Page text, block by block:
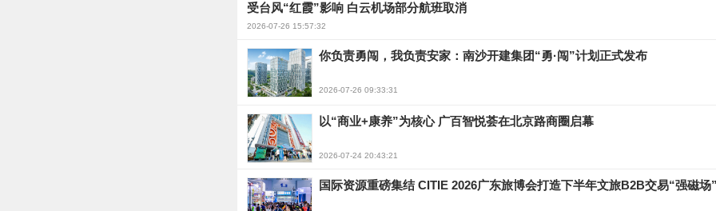
受台风“红霞”影响 白云机场部分航班取消
2026-07-26 15:57:32
你负责勇闯，我负责安家：南沙开建集团“勇·闯”计划正式发布
2026-07-26 09:33:31
以“商业+康养”为核心 广百智悦荟在北京路商圈启幕
2026-07-24 20:43:21
国际资源重磅集结 CITIE 2026广东旅博会打造下半年文旅B2B交易“强磁场